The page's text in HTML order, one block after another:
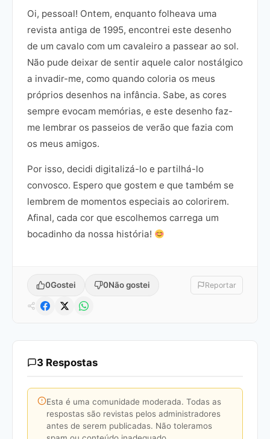
Oi, pessoal! Ontem, enquanto folheava uma
revista antiga de 1995, encontrei este desenho
de um cavalo com um cavaleiro a passear ao sol.
Não pude deixar de sentir aquele calor nostálgico
a invadir-me, como quando coloria os meus
próprios desenhos na infância. Sabe, as cores
sempre evocam memórias, e este desenho faz-
me lembrar os passeios de verão que fazia com
os meus amigos.
Por isso, decidi digitalizá-lo e partilhá-lo
convosco. Espero que gostem e que também se
lembrem de momentos especiais ao colorirem.
Afinal, cada cor que escolhemos carrega um
bocadinho da nossa história!
0Gostei 0Não gostei Reportar
3 Respostas
Esta é uma comunidade moderada. Todas as
respostas são revistas pelos administradores
antes de serem publicadas. Não toleramos